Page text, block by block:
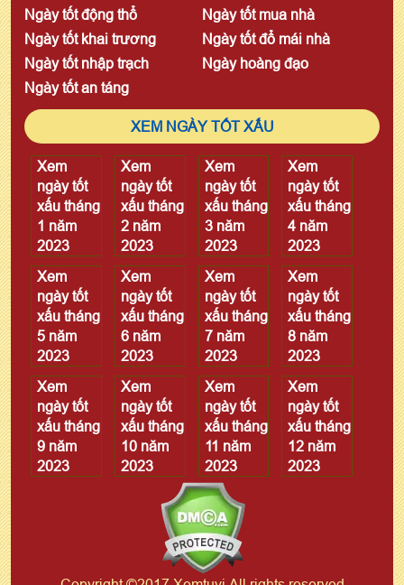
Ngày tốt động thổ
Ngày tốt mua nhà
Ngày tốt khai trương
Ngày tốt đổ mái nhà
Ngày tốt nhập trạch
Ngày hoàng đạo
Ngày tốt an táng
XEM NGÀY TỐT XẤU
Xem
ngày tốt
xấu tháng
1 năm
2023
Xem
ngày tốt
xấu tháng
2 năm
2023
Xem
ngày tốt
xấu tháng
3 năm
2023
Xem
ngày tốt
xấu tháng
4 năm
2023
Xem
ngày tốt
xấu tháng
5 năm
2023
Xem
ngày tốt
xấu tháng
6 năm
2023
Xem
ngày tốt
xấu tháng
7 năm
2023
Xem
ngày tốt
xấu tháng
8 năm
2023
Xem
ngày tốt
xấu tháng
9 năm
2023
Xem
ngày tốt
xấu tháng
10 năm
2023
Xem
ngày tốt
xấu tháng
11 năm
2023
Xem
ngày tốt
xấu tháng
12 năm
2023